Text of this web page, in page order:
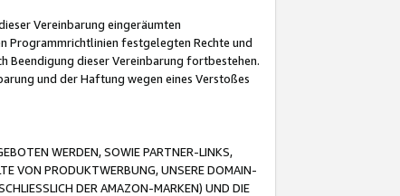
Vereinbarung eingeräumten
Programmrichtlinien festgelegten Rechte und
Beendigung dieser Vereinbarung fortbestehen.
und der Haftung wegen eines Verstoßes
WERDEN, SOWIE PARTNER-LINKS,
VON PRODUKTWERBUNG, UNSERE DOMAIN-
DER AMAZON-MARKEN) UND DIE